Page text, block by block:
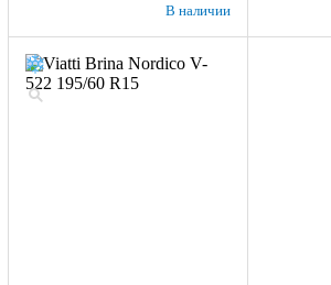
В наличии